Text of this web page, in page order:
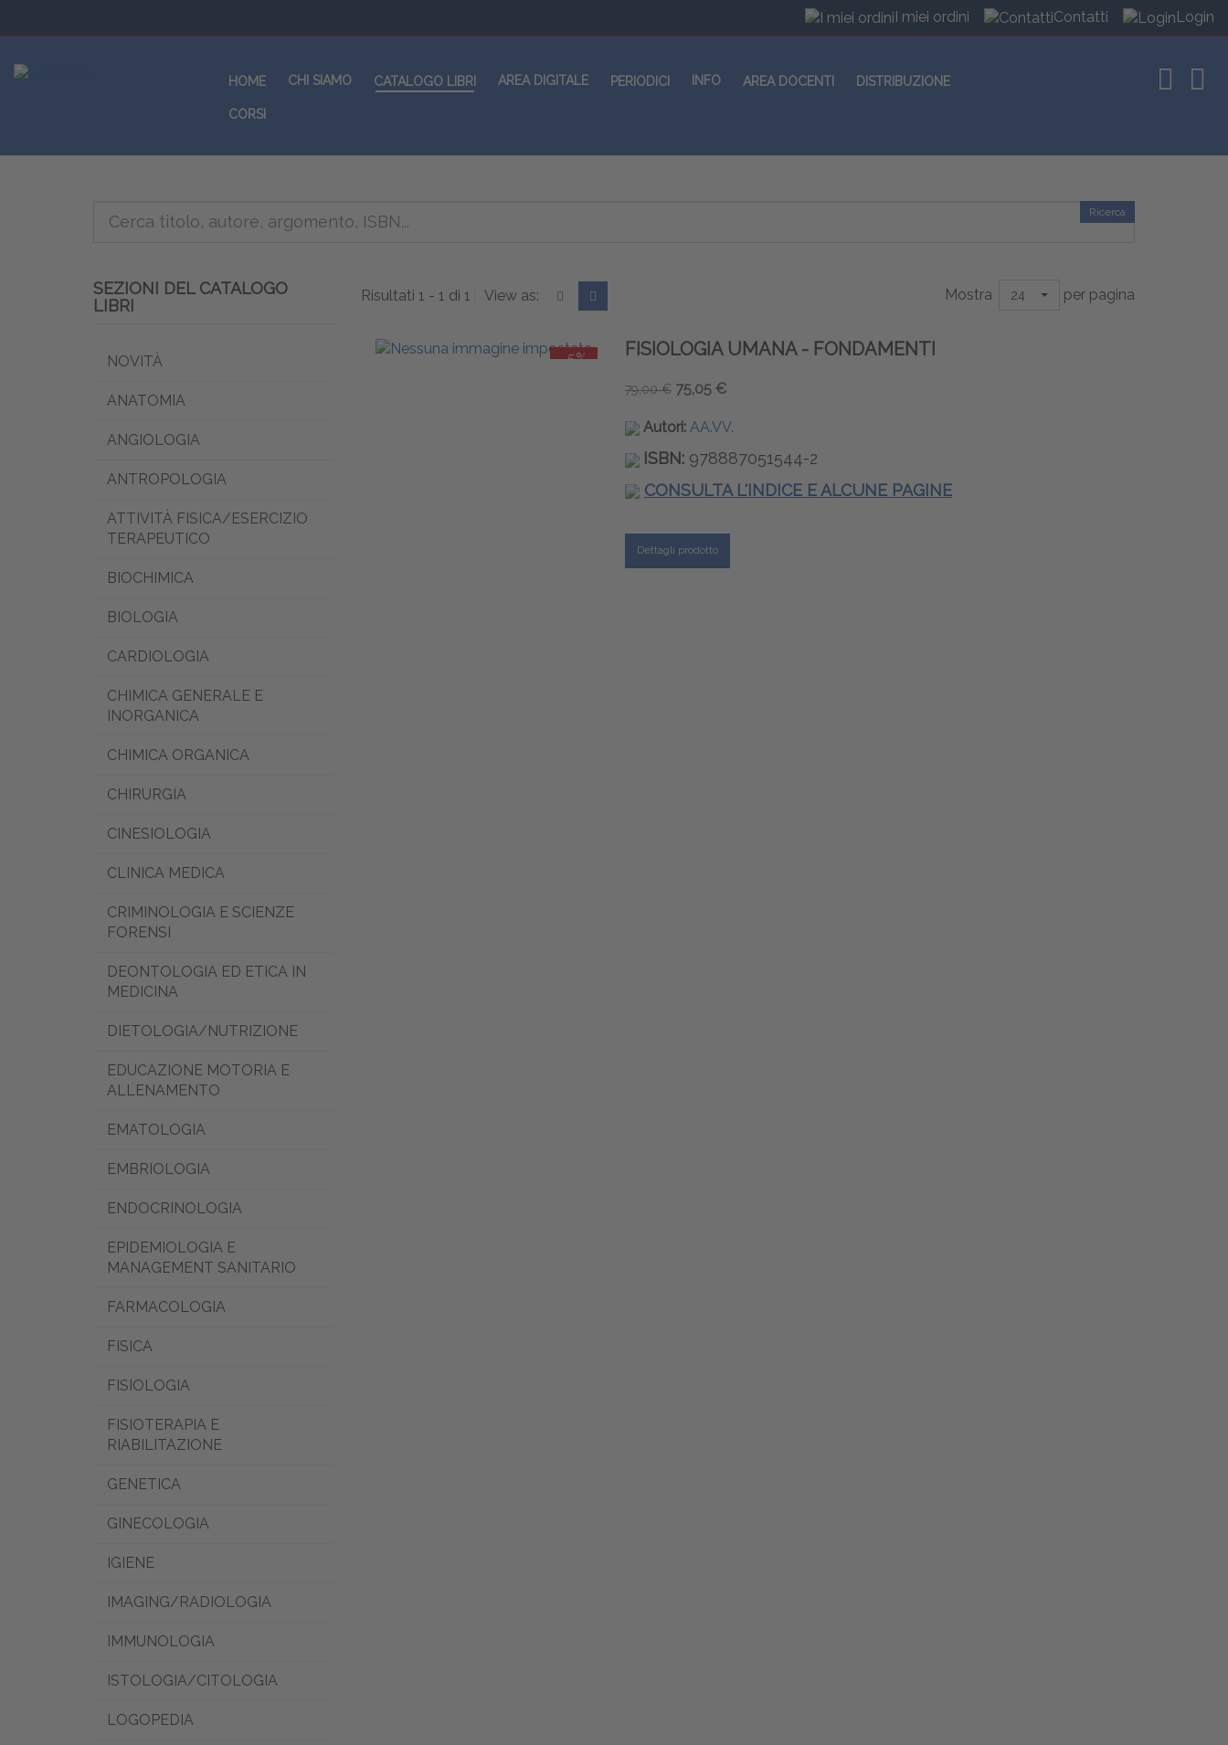
I miei ordini Contatti Login
HOME CHI SIAMO CATALOGO LIBRI AREA DIGITALE PERIODICI INFO AREA DOCENTI DISTRIBUZIONE
CORSI
Ricerca
Risultati 1 - 1 di 1 View as: Mostra 24 per pagina
-5% FISIOLOGIA UMANA - FONDAMENTI
79,00 € 75,05 €
Autori: AA.VV.
ISBN: 978887051544-2
CONSULTA L'INDICE E ALCUNE PAGINE
Dettagli prodotto
SEZIONI DEL CATALOGO
LIBRI
NOVITÀ
ANATOMIA
ANGIOLOGIA
ANTROPOLOGIA
ATTIVITÀ FISICA/ESERCIZIO
TERAPEUTICO
BIOCHIMICA
BIOLOGIA
CARDIOLOGIA
CHIMICA GENERALE E
INORGANICA
CHIMICA ORGANICA
CHIRURGIA
CINESIOLOGIA
CLINICA MEDICA
CRIMINOLOGIA E SCIENZE
FORENSI
DEONTOLOGIA ED ETICA IN
MEDICINA
DIETOLOGIA/NUTRIZIONE
EDUCAZIONE MOTORIA E
ALLENAMENTO
EMATOLOGIA
EMBRIOLOGIA
ENDOCRINOLOGIA
EPIDEMIOLOGIA E
MANAGEMENT SANITARIO
FARMACOLOGIA
FISICA
FISIOLOGIA
FISIOTERAPIA E
RIABILITAZIONE
GENETICA
GINECOLOGIA
IGIENE
IMAGING/RADIOLOGIA
IMMUNOLOGIA
ISTOLOGIA/CITOLOGIA
LOGOPEDIA